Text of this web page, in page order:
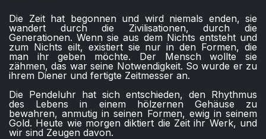
Die Zeit hat begonnen und wird niemals enden, sie
wandert durch die Zivilisationen, durch die
Generationen. Wenn sie aus dem Nichts entsteht und
zum Nichts eilt, existiert sie nur in den Formen, die
man ihr geben möchte. Der Mensch wollte sie
zähmen, das war seine Notwendigkeit. So wurde er zu
ihrem Diener und fertigte Zeitmesser an.
Die Pendeluhr hat sich entschieden, den Rhythmus
des Lebens in einem hölzernen Gehäuse zu
bewahren, anmutig in seinen Formen, ewig in seinem
Gold. Heute wie morgen diktiert die Zeit ihr Werk, und
wir sind Zeugen davon.